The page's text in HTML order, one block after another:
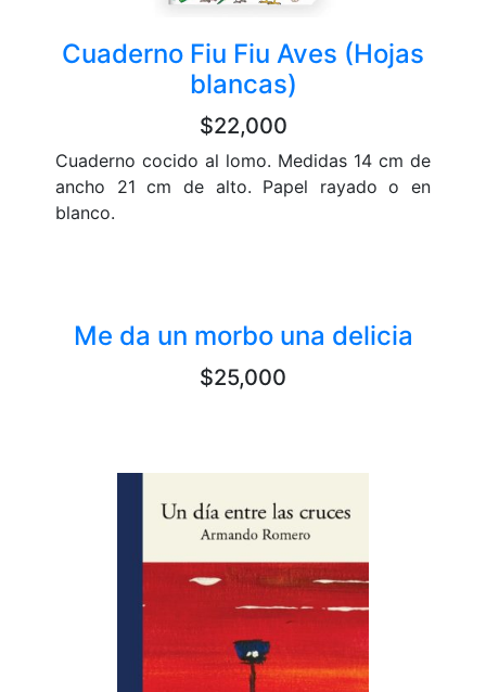
Cuaderno Fiu Fiu Aves (Hojas
blancas)
$22,000
Cuaderno cocido al lomo. Medidas 14 cm de
ancho 21 cm de alto. Papel rayado o en
blanco.
Me da un morbo una delicia
$25,000